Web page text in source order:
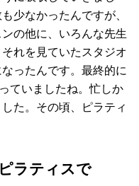
少なかったんですが、
の他に、いろんな先生
れを見ていたスタジオ
ったんです。最終的に
ていましたね。忙しか
た。その頃、ピラティ
ラティスで